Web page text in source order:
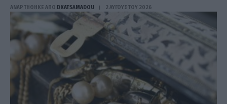
ΑΝΑΡΤΗΘΗΚΕ ΑΠΟ DKATSAMADOU 2 ΑΥΓΟΎΣΤΟΥ 2026